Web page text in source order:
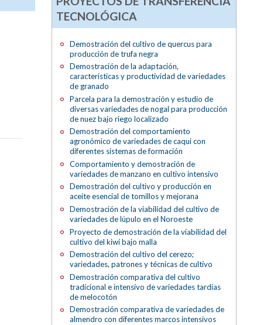
TECNOLÓGICA
Demostración del cultivo de quercus para
producción de trufa negra
Demostración de la adaptación,
características y productividad de variedades
de granado
Parcela para la demostración y estudio de
diversas variedades de nogal para producción
de nuez bajo riego localizado
Demostración del comportamiento
agronómico de variedades de caqui con
diferentes sistemas de formación
Comportamiento y demostración de
variedades de manzano en cultivo intensivo
Demostración del cultivo y producción en
aceite esencial de tomillos y mejorana
Demostración de la viabilidad del cultivo de
variedades de lúpulo en el Noroeste
Proyecto de demostración de la viabilidad del
cultivo del kiwi bajo malla
Demostración del cultivo del cerezo;
variedades, patrones y técnicas de cultivo
Demostración comparativa del cultivo
tradicional e intensivo de variedades tardías
de melocotón
Demostración comparativa de variedades de
almendro con diferentes marcos intensivos